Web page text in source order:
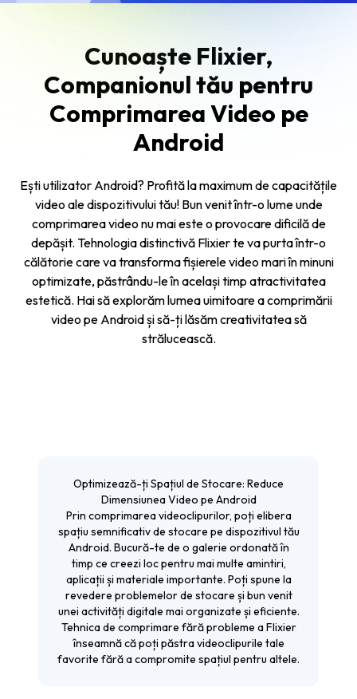
Cunoaște Flixier,
Companionul tău pentru
Comprimarea Video pe
Android
Ești utilizator Android? Profită la maximum de capacitățile
video ale dispozitivului tău! Bun venit într-o lume unde
comprimarea video nu mai este o provocare dificilă de
depășit. Tehnologia distinctivă Flixier te va purta într-o
călătorie care va transforma fișierele video mari în minuni
optimizate, păstrându-le în același timp atractivitatea
estetică. Hai să explorăm lumea uimitoare a comprimării
video pe Android și să-ți lăsăm creativitatea să
strălucească.
Optimizează-ți Spațiul de Stocare: Reduce
Dimensiunea Video pe Android
Prin comprimarea videoclipurilor, poți elibera
spațiu semnificativ de stocare pe dispozitivul tău
Android. Bucură-te de o galerie ordonată în
timp ce creezi loc pentru mai multe amintiri,
aplicații și materiale importante. Poți spune la
revedere problemelor de stocare și bun venit
unei activități digitale mai organizate și eficiente.
Tehnica de comprimare fără probleme a Flixier
înseamnă că poți păstra videoclipurile tale
favorite fără a compromite spațiul pentru altele.